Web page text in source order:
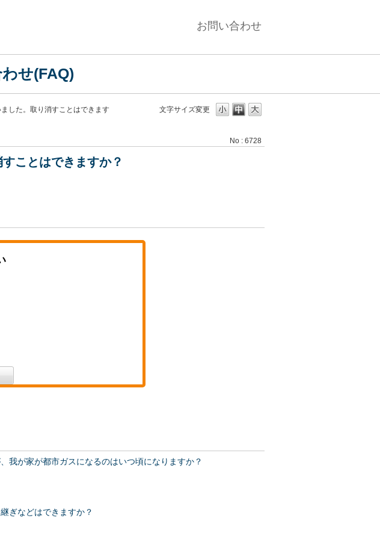
お問い合わせ
せ(FAQ)
文字サイズ変更
した。取り消すことはできます
No : 6728
ことはできますか？
我が家が都市ガスになるのはいつ頃になりますか？
ぎなどはできますか？